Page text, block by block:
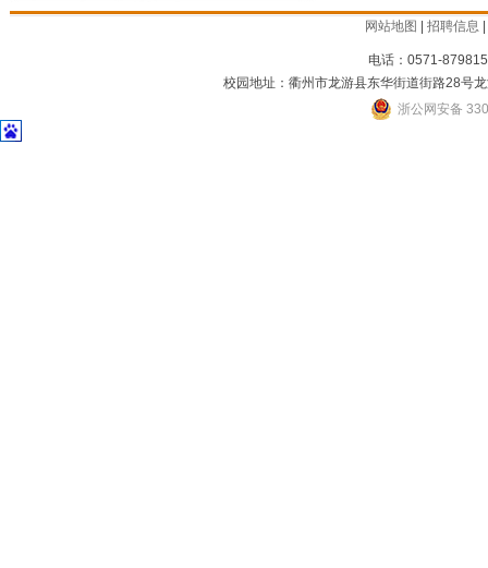
网站地图 招聘信息
电话：0571-
校园地址：衢州市龙游县东华街道街路28号
浙公网安备